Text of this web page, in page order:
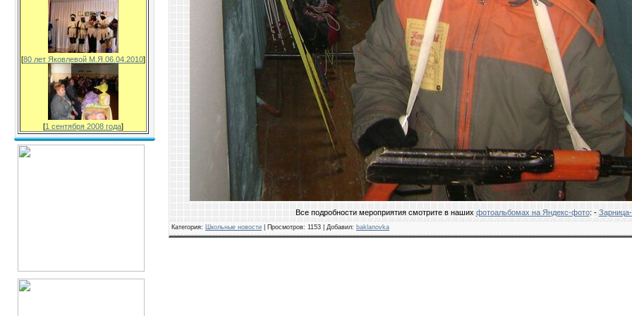
[80 лет Яковлевой М.Я.06.04.2010]
[1 сентября 2008 года]
Все подробности мероприятия смотрите в наших фотоальбомах на Яндекс-фото: -
Категория: Школьные новости Просмотров: 1153 | Добавил: baklanovka